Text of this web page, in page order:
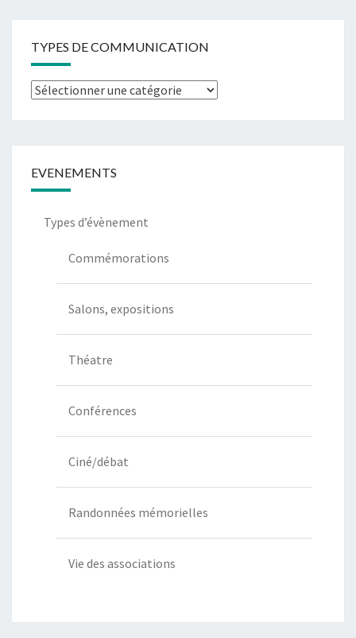
TYPES DE COMMUNICATION
EVENEMENTS
Types d’évènement
Commémorations
Salons, expositions
Théatre
Conférences
Ciné/débat
Randonnées mémorielles
Vie des associations